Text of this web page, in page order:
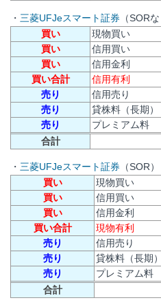
・ 三菱UFJeスマート証券 （SORな
買い
現物買い
買い
信用買い
買い
信用金利
買い合計
信用有利
売り
信用売り
売り
貸株料（長期）
売り
プレミアム料
合計
・ 三菱UFJeスマート証券 （SOR）
買い
現物買い
買い
信用買い
買い
信用金利
買い合計
現物有利
売り
信用売り
売り
貸株料（長期）
売り
プレミアム料
合計